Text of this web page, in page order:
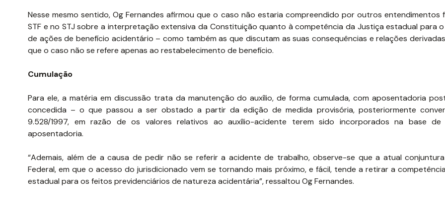
Nesse mesmo sentido, Og Fernandes afirmou que o caso não estaria compreendido por outros entendimentos
STF e no STJ sobre a interpretação extensiva da Constituição quanto à competência da Justiça estadual para
de ações de benefício acidentário – como também as que discutam as suas consequências e relações
que o caso não se refere apenas ao restabelecimento de benefício.
Cumulação
Para ele, a matéria em discussão trata da manutenção do auxílio, de forma cumulada, com aposentadoria
concedida – o que passou a ser obstado a partir da edição de medida provisória, posteriormente
9.528/1997, em razão de os valores relativos ao auxílio-acidente terem sido incorporados na base de
aposentadoria.
“Ademais, além de a causa de pedir não se referir a acidente de trabalho, observe-se que a atual
Federal, em que o acesso do jurisdicionado vem se tornando mais próximo, e fácil, tende a retirar a
estadual para os feitos previdenciários de natureza acidentária”, ressaltou Og Fernandes.